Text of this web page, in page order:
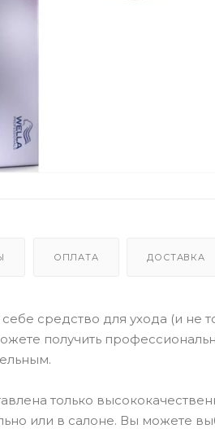
ОПЛАТА ДОСТАВКА
средство для ухода (и не
получить
только
или в салоне. Вы можете